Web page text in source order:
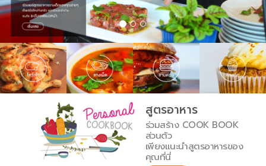
สูตรอาหารล่าสุด
Top Foodie
พาไปชิม
สารพันก้นครัว
เคล็ดลับน่ารู้
เปรียบเทียบหน่วยการตวง
เปรียบเทียบอุณหภูมิ
เปรียบเทียบน้ำหนักวัตถุดิบ
FoodPedia
สร้าง Cookbook
สูตรอาหาร
ร่วมสร้าง COOK BOOK
ส่วนตัว
เพียงแนะนำสูตรอาหารของ
คุณที่นี่